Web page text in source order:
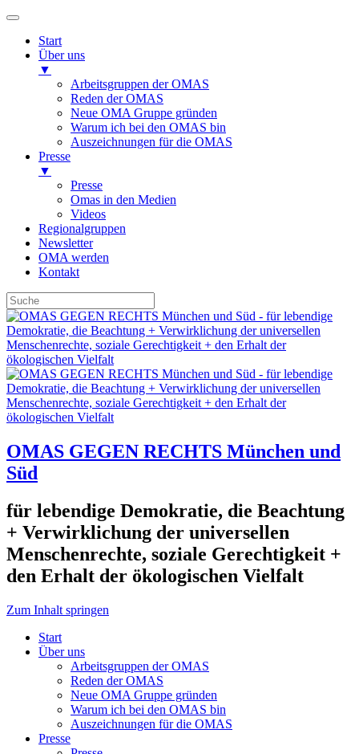
Start
Über uns
▼
Arbeitsgruppen der OMAS
Reden der OMAS
Neue OMA Gruppe gründen
Warum ich bei den OMAS bin
Auszeichnungen für die OMAS
Presse
▼
Presse
Omas in den Medien
Videos
Regionalgruppen
Newsletter
OMA werden
Kontakt
OMAS GEGEN RECHTS München und
Süd
für lebendige Demokratie, die Beachtung
+ Verwirklichung der universellen
Menschenrechte, soziale Gerechtigkeit +
den Erhalt der ökologischen Vielfalt
Zum Inhalt springen
Start
Über uns
Arbeitsgruppen der OMAS
Reden der OMAS
Neue OMA Gruppe gründen
Warum ich bei den OMAS bin
Auszeichnungen für die OMAS
Presse